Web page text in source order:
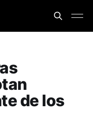
de los